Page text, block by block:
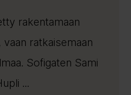
rakentamaan
ratkaisemaan
Sofigaten Sami
...